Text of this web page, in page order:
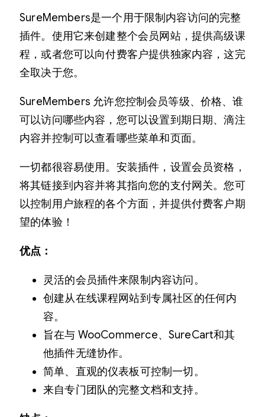
SureMembers是一个用于限制内容访问的完整
插件。使用它来创建整个会员网站，提供高级课
程，或者您可以向付费客户提供独家内容，这完
全取决于您。
SureMembers 允许您控制会员等级、价格、谁
可以访问哪些内容，您可以设置到期日期、滴注
内容并控制可以查看哪些菜单和页面。
一切都很容易使用。安装插件，设置会员资格，
将其链接到内容并将其指向您的支付网关。您可
以控制用户旅程的各个方面，并提供付费客户期
望的体验！
优点：
灵活的会员插件来限制内容访问。
创建从在线课程网站到专属社区的任何内
容。
旨在与 WooCommerce、SureCart和其
他插件无缝协作。
简单、直观的仪表板可控制一切。
来自专门团队的完整文档和支持。